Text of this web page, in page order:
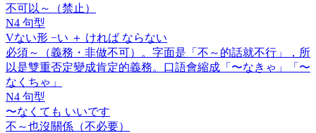
不可以～（禁止）
N4 句型
Vない形 −い ＋ ければ ならない
必須～（義務・非做不可）。字面是「不～的話就不行」，所
以是雙重否定變成肯定的義務。口語會縮成「〜なきゃ」「〜
なくちゃ」
N4 句型
〜なくても いいです
不～也沒關係（不必要）